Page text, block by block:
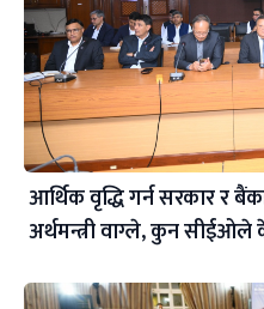
आर्थिक वृद्धि गर्न सरकार र
अर्थमन्त्री वाग्ले, कुन